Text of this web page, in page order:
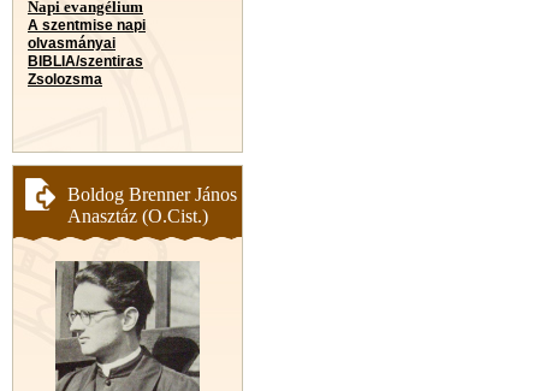
Napi evangélium
A szentmise napi
olvasmányai
BIBLIA/szentiras
Zsolozsma
Boldog Brenner János
Anasztáz (O.Cist.)